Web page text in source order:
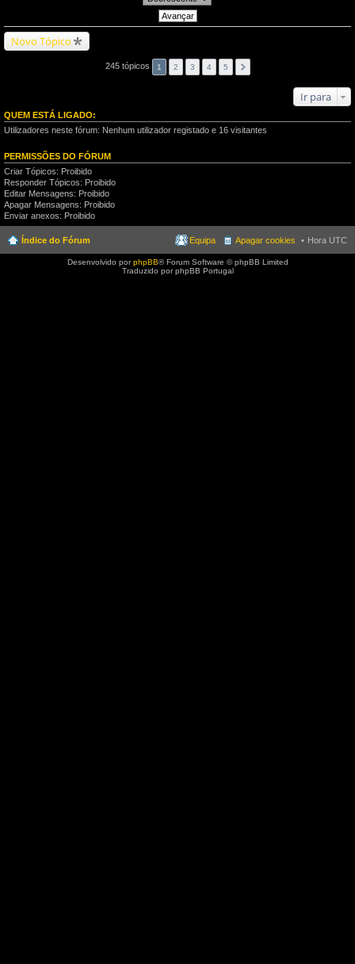
Novo Tópico
245 tópicos 1 2 3 4 5
Ir para
QUEM ESTÁ LIGADO:
Utilizadores neste fórum: Nenhum utilizador registado e 16 visitantes
PERMISSÕES DO FÓRUM
Criar Tópicos: Proibido
Responder Tópicos: Proibido
Editar Mensagens: Proibido
Apagar Mensagens: Proibido
Enviar anexos: Proibido
Índice do Fórum Hora UTC
Apagar cookies
Equipa
Desenvolvido porphpBB® Forum Software © phpBB Limited
Traduzido por phpBB Portugal